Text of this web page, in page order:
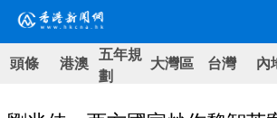
頭條 港澳 五年規
劃
大灣區 台灣 內